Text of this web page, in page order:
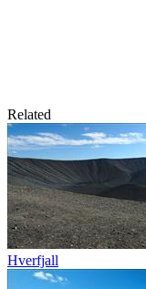
Related
Hverfjall